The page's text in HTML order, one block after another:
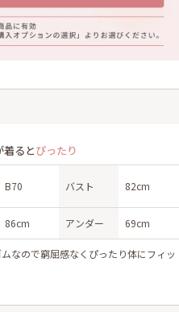
着るとぴったり
B70 バスト 82cm
86cm アンダー 69cm
なので窮屈感なくぴったり体にフィッ